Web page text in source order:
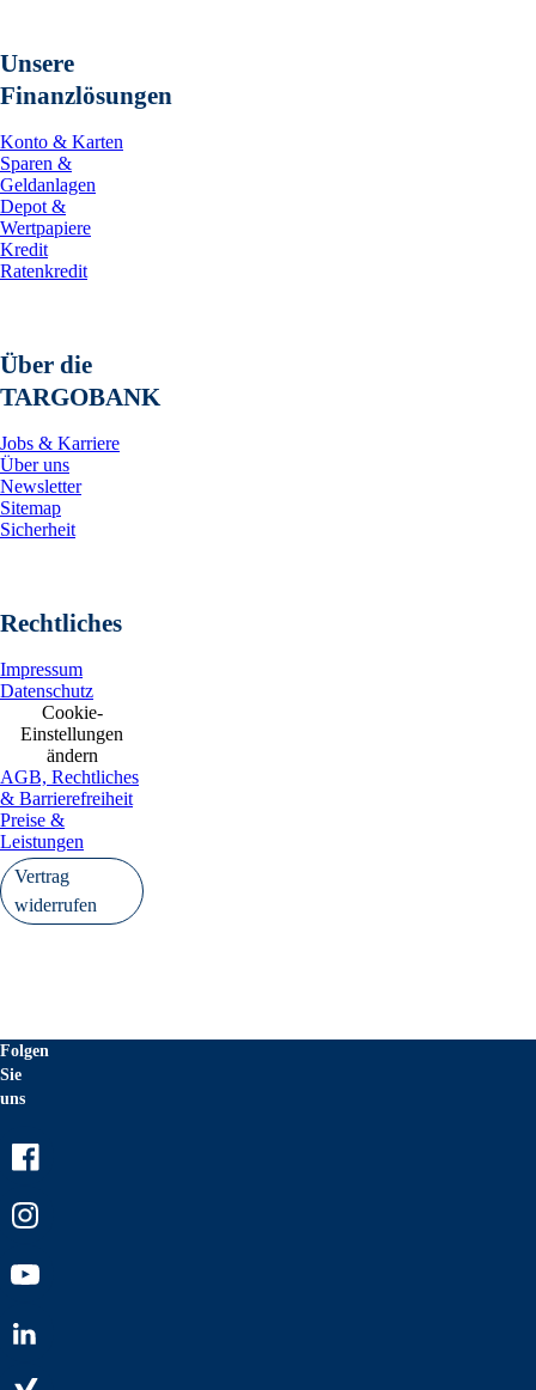
Unsere
Finanzlösungen
Konto & Karten
Sparen &
Geldanlagen
Depot &
Wertpapiere
Kredit
Ratenkredit
Über die
TARGOBANK
Jobs & Karriere
Über uns
Newsletter
Sitemap
Sicherheit
Rechtliches
Impressum
Datenschutz
Cookie-
Einstellungen
ändern
AGB, Rechtliches
& Barrierefreiheit
Preise &
Leistungen
Vertrag
widerrufen
Folgen
Sie
uns
Youtube